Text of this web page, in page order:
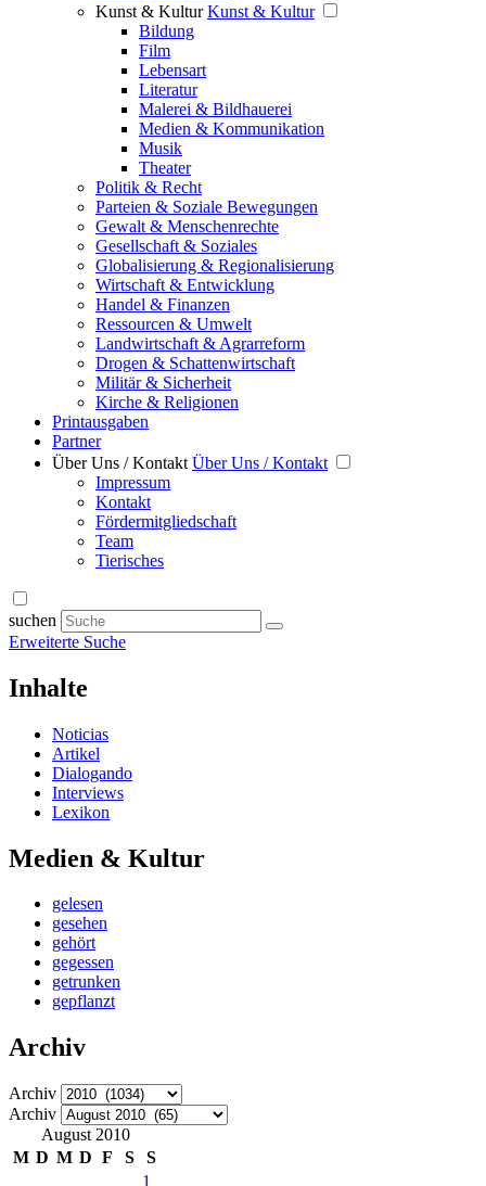
Kunst & Kultur Kunst & Kultur
Bildung
Film
Lebensart
Literatur
Malerei & Bildhauerei
Medien & Kommunikation
Musik
Theater
Politik & Recht
Parteien & Soziale Bewegungen
Gewalt & Menschenrechte
Gesellschaft & Soziales
Globalisierung & Regionalisierung
Wirtschaft & Entwicklung
Handel & Finanzen
Ressourcen & Umwelt
Landwirtschaft & Agrarreform
Drogen & Schattenwirtschaft
Militär & Sicherheit
Kirche & Religionen
Printausgaben
Partner
Über Uns / Kontakt Über Uns / Kontakt
Impressum
Kontakt
Fördermitgliedschaft
Team
Tierisches
suchen
Erweiterte Suche
Inhalte
Noticias
Artikel
Dialogando
Interviews
Lexikon
Medien & Kultur
gelesen
gesehen
gehört
gegessen
getrunken
gepflanzt
Archiv
Archiv
Archiv
August 2010
M D M D F S
S
1